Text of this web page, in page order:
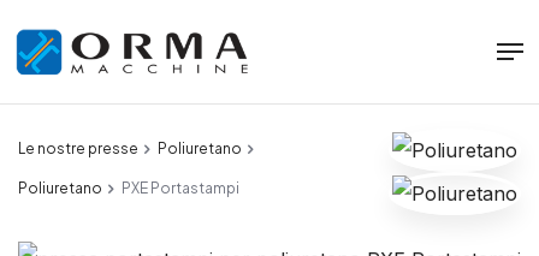
Le nostre presse Poliuretano
Poliuretano PXE Portastampi